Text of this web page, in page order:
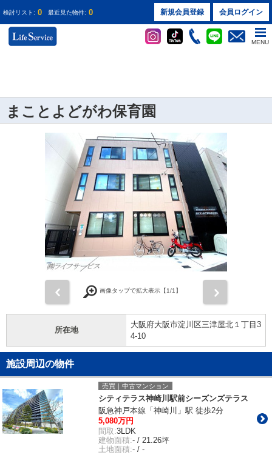
検討リスト: 0 最近見た物件: 0 新規会員登録 会員ログイン
MENU
まことよどがわ保育園
画像タップで拡大表示【1/1】
所在地
大阪府大阪市淀川区三津屋北１丁目3
4-10
施設周辺の物件
売買｜中古マンション
シティテラス神崎川駅前シーズンズテラス
阪急神戸本線「神崎川」駅 徒歩2分
5,080万円
間取:3LDK
建物面積:- / 21.26坪
土地面積:- / -